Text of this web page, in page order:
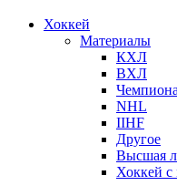
Хоккей
Материалы
КХЛ
ВХЛ
NHL
IIHF
Другое
Высшая
Хоккей с